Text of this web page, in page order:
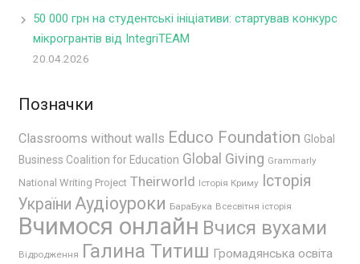
50 000 грн на студентські ініціативи: стартував конкурс
мікрогрантів від IntegriTEAM
20.04.2026
Позначки
Classrooms without walls Educo Foundation Global
Business Coalition for Education Global Giving Grammarly
National Writing Project Theirworld Історія Криму
Історія
України Аудіоуроки БараБука Всесвітня історія
Вчимося онлайн Вчися вухами
Відродження Галина Титиш Громадянська освіта